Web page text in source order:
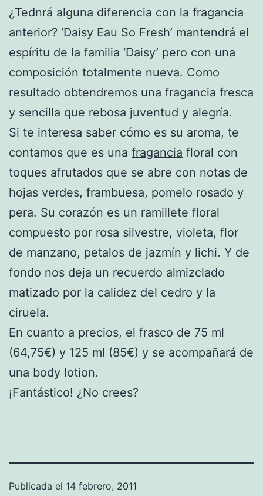
¿Tednrá alguna diferencia con la fragancia
anterior? ‘Daisy Eau So Fresh’ mantendrá el
espíritu de la familia ‘Daisy’ pero con una
composición totalmente nueva. Como
resultado obtendremos una fragancia fresca
y sencilla que rebosa juventud y alegría.
Si te interesa saber cómo es su aroma, te
contamos que es una fragancia floral con
toques afrutados que se abre con notas de
hojas verdes, frambuesa, pomelo rosado y
pera. Su corazón es un ramillete floral
compuesto por rosa silvestre, violeta, flor
de manzano, petalos de jazmín y lichi. Y de
fondo nos deja un recuerdo almizclado
matizado por la calidez del cedro y la
ciruela.
En cuanto a precios, el frasco de 75 ml
(64,75€) y 125 ml (85€) y se acompañará de
una body lotion.
¡Fantástico! ¿No crees?
Publicada el 14 febrero, 2011